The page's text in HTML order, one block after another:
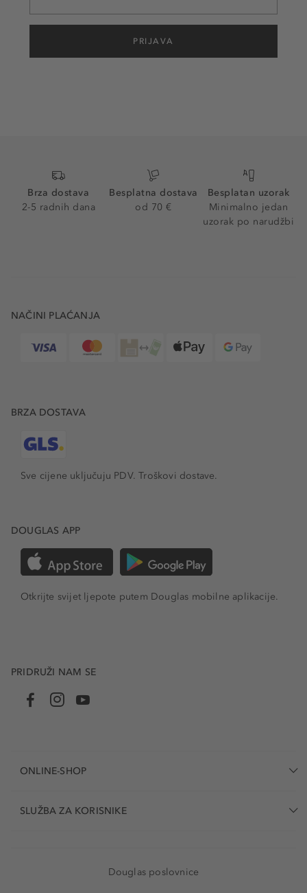
PRIJAVA
Brza dostava
2-5 radnih dana
Besplatna dostava
od 70 €
Besplatan uzorak
Minimalno jedan
uzorak po narudžbi
NAČINI PLAĆANJA
BRZA DOSTAVA
Sve cijene uključuju PDV.Troškovi dostave.
DOUGLAS APP
Otkrijte svijet ljepote putem Douglas mobilne aplikacije.
PRIDRUŽI NAM SE
ONLINE-SHOP
SLUŽBA ZA KORISNIKE
Douglas poslovnice